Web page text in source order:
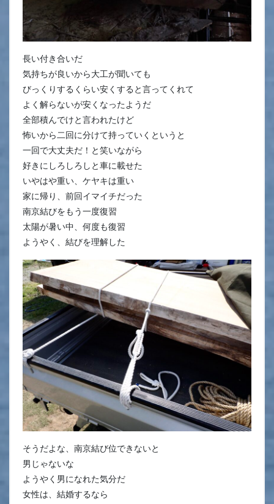
長い付き合いだ
気持ちが良いから大工が聞いても
びっくりするくらい安くすると言ってくれて
よく解らないが安くなったようだ
全部積んでけと言われたけど
怖いから二回に分けて持っていくというと
一回で大丈夫だ！と笑いながら
好きにしろしろしと車に載せた
いやはや重い、ケヤキは重い
家に帰り、前回イマイチだった
南京結びをもう一度復習
太陽が暑い中、何度も復習
ようやく、結びを理解した
そうだよな、南京結び位できないと
男じゃないな
ようやく男になれた気分だ
女性は、結婚するなら